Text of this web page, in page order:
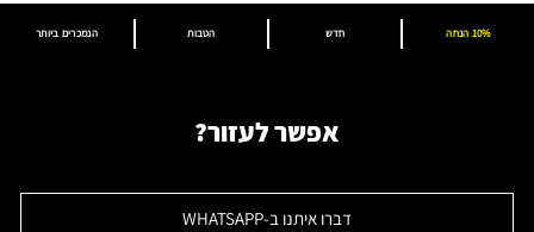
הנמכרים ביותר הטבות חדש 10% הנחה
אפשר לעזור?
דברו איתנו ב-WHATSAPP